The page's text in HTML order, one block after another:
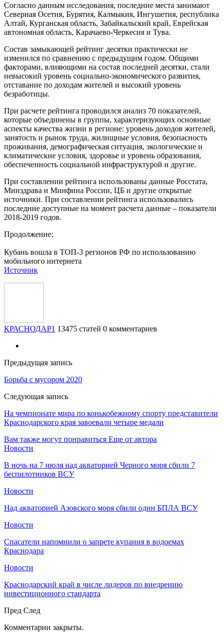
Согласно данным исследования, последние места занимают
Северная Осетия, Бурятия, Калмыкия, Ингушетия, республика
Алтай, Курганская область, Забайкальский край, Еврейская
автономная область, Карачаево-Черкесия и Тува.
Состав замыкающей рейтинг десятки практически не
изменился по сравнению с предыдущим годом. Общими
факторами, влияющими на состав последней десятки, стали
невысокий уровень социально-экономического развития,
отставание по доходам жителей и высокий уровень
безработицы.
При расчете рейтинга проводился анализ 70 показателей,
которые объединены в группы, характеризующих основные
аспекты качества жизни в регионе: уровень доходов жителей,
занятость и рынок труда, жилищные условия, безопасность
проживания, демографическая ситуация, экологические и
климатические условия, здоровье и уровень образования,
обеспеченность социальной инфраструктурой и другие.
При составлении рейтинга использованы данные Росстата,
Минздрава и Минфина России, ЦБ и другие открытые
источники. При составлении рейтинга использовались
последние доступные на момент расчета данные – показатели
2018-2019 годов.
Продолжение:
Кубань вошла в ТОП-3 регионов РФ по использованию
мобильного интернета
Источник
КРАСНОДАР1 13475 статей 0 комментариев
Предыдущая запись
Борьба с мусором 2020
Следующая запись
На чемпионате мира по конькобежному спорту представители
Краснодарского края завоевали четыре медали
Вам также могут понравиться Еще от автора
Новости
В ночь на 7 июля над акваторией Черного моря сбили 7
беспилотников ВСУ
Новости
Над акваторией Азовского моря сбили один БПЛА ВСУ
Новости
Спасатели напомнили о запрете купания в водоемах
Краснодара
Новости
Краснодарский край в числе лидеров по внедрению
инвестиционного стандарта
Пред След
Комментарии закрыты.